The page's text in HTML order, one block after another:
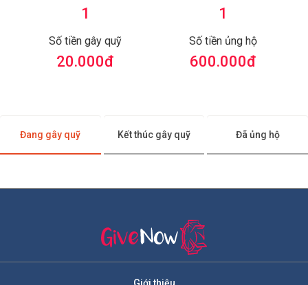
1 1
Số tiền gây quỹ
20.000đ
Số tiền ủng hộ
600.000đ
Đang gây quỹ Kết thúc gây quỹ Đã ủng hộ
Giới thiệu